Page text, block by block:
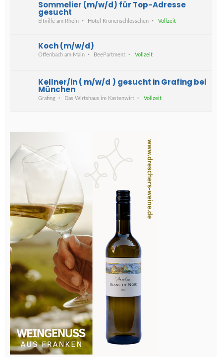
Sommelier (m/w/d) für Top-Adresse
gesucht
Eltville am Rhein Hotel Kronenschlösschen Vollzeit
Koch (m/w/d)
Offenbach am Main BeePartment Vollzeit
Kellner/in ( m/w/d ) gesucht in Grafing bei
München
Grafing Das Wirtshaus im Kastenwirt Vollzeit